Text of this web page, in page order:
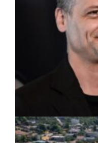
ΡΕΠΟΡΤΑΖ | 07/08/2026 ·
Ο Δούκας για